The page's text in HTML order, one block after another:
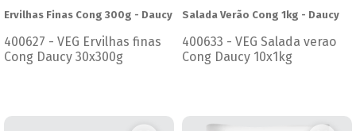
Ervilhas Finas Cong 300g - Daucy
400627 - VEG Ervilhas finas
Cong Daucy 30x300g
Salada Verão Cong 1kg - Daucy
400633 - VEG Salada verao
Cong Daucy 10x1kg